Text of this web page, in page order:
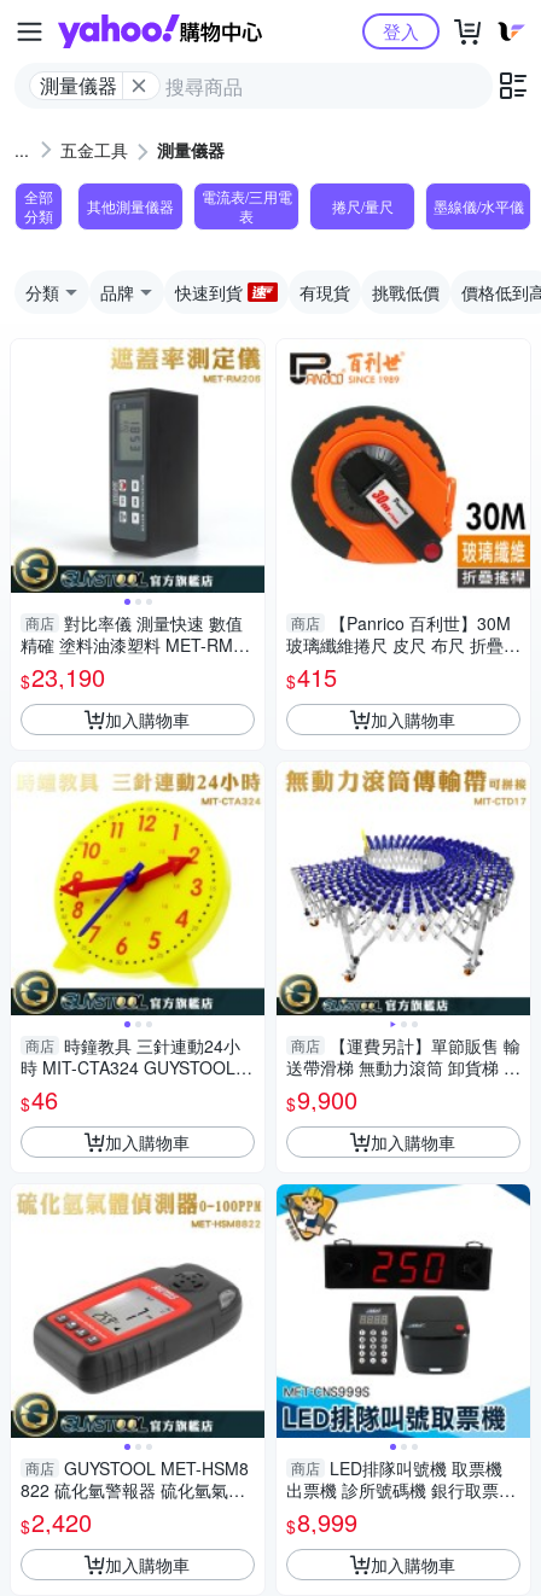
Yahoo購物中心
測量儀器
登入
五金工具 測量儀器
全部
分類
其他測量儀器
電流表/三用電
表
捲尺/量尺 墨線儀/水平儀
分類 品牌 快速到貨 有現貨 挑戰低價 價格低到
商店 對比率儀 測量快速 數值
精確 塗料油漆塑料 MET-RM20
6 遮蓋力測試儀 測量器
$23,190
加入購物車
商店 時鐘教具 三針連動24小
時 MIT-CTA324 GUYSTOOL
幼教玩具 鐘錶模型 時鐘教學
$46
加入購物車
商店 GUYSTOOL MET-HSM8
822 硫化氫警報器 硫化氫氣體
偵測器 單一氣體檢測 化工業 礦
業 工作安全 背光螢幕
$2,420
加入購物車
商店
【Panrico 百利世】30M
玻璃纖維捲尺 皮尺 布尺 折疊搖
桿設計
$415
加入購物車
商店
【運費另計】單節販售 輸
送帶滑梯 無動力滾筒 卸貨梯 無
動力傳送帶 卸貨滑梯 CTD17
滑梯輸送帶
$9,900
加入購物車
商店 LED排隊叫號機 取票機
出票機 診所號碼機 銀行取票機
語音報號呼叫器 銀行取票機 13
0-CNS999S
$8,999
加入購物車